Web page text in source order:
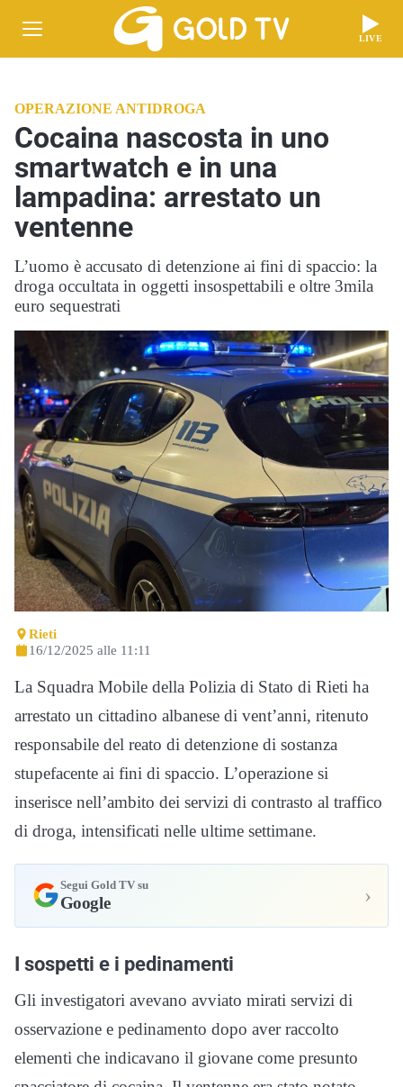
LIVE
OPERAZIONE ANTIDROGA
Cocaina nascosta in uno
smartwatch e in una
lampadina: arrestato un
ventenne
L’uomo è accusato di detenzione ai fini di spaccio: la
droga occultata in oggetti insospettabili e oltre 3mila
euro sequestrati
Rieti
16/12/2025 alle 11:11
La Squadra Mobile della Polizia di Stato di Rieti ha
arrestato un cittadino albanese di vent’anni, ritenuto
responsabile del reato di detenzione di sostanza
stupefacente ai fini di spaccio. L’operazione si
inserisce nell’ambito dei servizi di contrasto al traffico
di droga, intensificati nelle ultime settimane.
Segui Gold TV su
Google ›
I sospetti e i pedinamenti
Gli investigatori avevano avviato mirati servizi di
osservazione e pedinamento dopo aver raccolto
elementi che indicavano il giovane come presunto